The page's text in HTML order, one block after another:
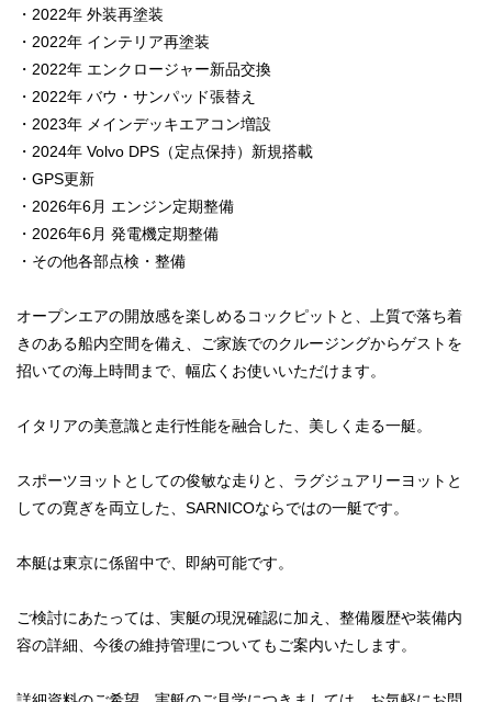
・2022年 外装再塗装
・2022年 インテリア再塗装
・2022年 エンクロージャー新品交換
・2022年 バウ・サンパッド張替え
・2023年 メインデッキエアコン増設
・2024年 Volvo DPS（定点保持）新規搭載
・GPS更新
・2026年6月 エンジン定期整備
・2026年6月 発電機定期整備
・その他各部点検・整備
オープンエアの開放感を楽しめるコックピットと、上質で落ち着
きのある船内空間を備え、ご家族でのクルージングからゲストを
招いての海上時間まで、幅広くお使いいただけます。
イタリアの美意識と走行性能を融合した、美しく走る一艇。
スポーツヨットとしての俊敏な走りと、ラグジュアリーヨットと
しての寛ぎを両立した、SARNICOならではの一艇です。
本艇は東京に係留中で、即納可能です。
ご検討にあたっては、実艇の現況確認に加え、整備履歴や装備内
容の詳細、今後の維持管理についてもご案内いたします。